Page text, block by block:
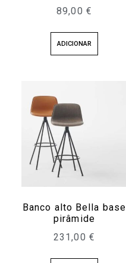
89,00 €
ADICIONAR
Banco alto Bella base
pirâmide
231,00 €